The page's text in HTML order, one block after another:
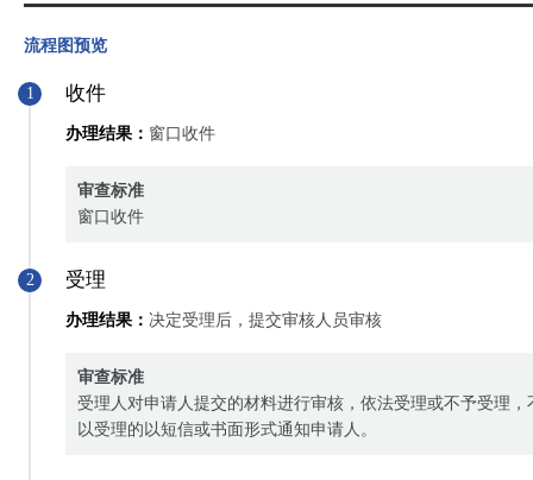
流程图预览
1 收件
办理结果： 窗口收件
审查标准
窗口收件
2 受理
办理结果： 决定受理后，提交审核人员审核
审查标准
受理人对申请人提交的材料进行审核，依法受理或不予受理
以受理的以短信或书面形式通知申请人。